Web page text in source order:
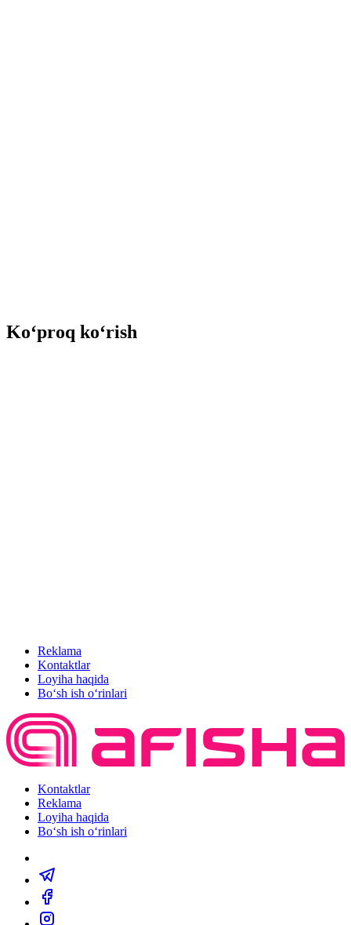
Ko‘proq ko‘rish
Reklama
Kontaktlar
Loyiha haqida
Bo‘sh ish o‘rinlari
Kontaktlar
Reklama
Loyiha haqida
Bo‘sh ish o‘rinlari